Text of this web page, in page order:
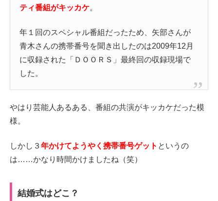
ティ番組がキッカケ。
年１回のスペシャル番組だったため、矢部さんが
青木さんの携帯番号を聞き出したのは2009年12月
に収録された「ＤＯＯＲＳ」最終回の収録現場で
した。
やはり芸能人あるある、番組の共演がキッカケだった模
様。
しかし３ 年かけてようやく携帯番号ゲット というの
は……かなり時間かけましたね（笑）
結婚式はどこ？